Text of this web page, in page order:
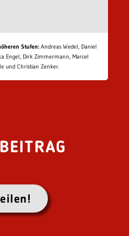
Stufen: Andreas Wedel, Daniel
Engel, Dirk Zimmermann, Marcel
und Christian Zenker.